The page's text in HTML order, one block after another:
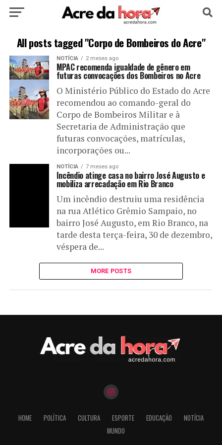
HOME POLÍTICA CULTURA ESPORTE
EDUCAÇÃO NOTÍCIA MUNDO
All posts tagged "Corpo de Bombeiros do Acre"
NOTÍCIA 2 meses ago
MPAC recomenda igualdade de gênero em
futuras convocações dos Bombeiros no Acre
O Ministério Público do Estado do Acre
recomendou ao comando-geral do
Corpo de Bombeiros Militar e à
Secretaria de Administração que
futuras convocações, matrículas,
incorporações ou...
NOTÍCIA 7 meses ago
Incêndio atinge casa no bairro José Augusto e
mobiliza arrecadação em Rio Branco
Um incêndio destruiu uma residência
na rua Atlético Grêmio Sampaio, no
bairro José Augusto, em Rio Branco, na
tarde desta terça-feira, 30 de dezembro,
véspera de...
MORE POSTS
HOME POLÍTICA CULTURA ESPORTE EDUCAÇÃO
NOTÍCIA
MUNDO